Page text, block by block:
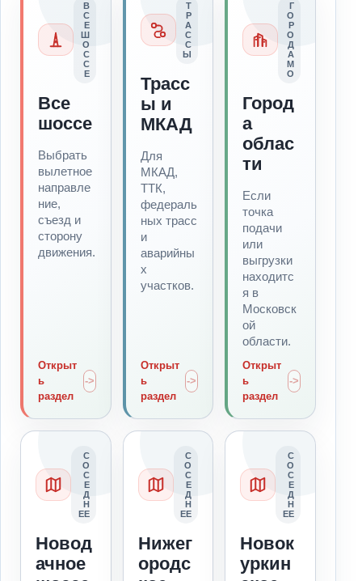
В
С
Е
Ш
О
С
С
Е
Все
шоссе
Выбрать
вылетное
направле
ние,
съезд и
сторону
движения.
Открыт
ь
раздел
Т
Р
А
С
С
Ы
Трасс
ы и
МКАД
Для
МКАД,
ТТК,
федераль
ных трасс
и
аварийны
х
участков.
Открыт
ь
раздел
Г
О
Р
О
Д
А
М
О
Город
а
облас
ти
Если
точка
подачи
или
выгрузки
находитс
я в
Московск
ой
области.
Открыт
ь
раздел
С
О
С
Е
Д
Н
ЕЕ
Новод
ачное
С
О
С
Е
Д
Н
ЕЕ
Нижег
ородс
С
О
С
Е
Д
Н
ЕЕ
Новок
уркин